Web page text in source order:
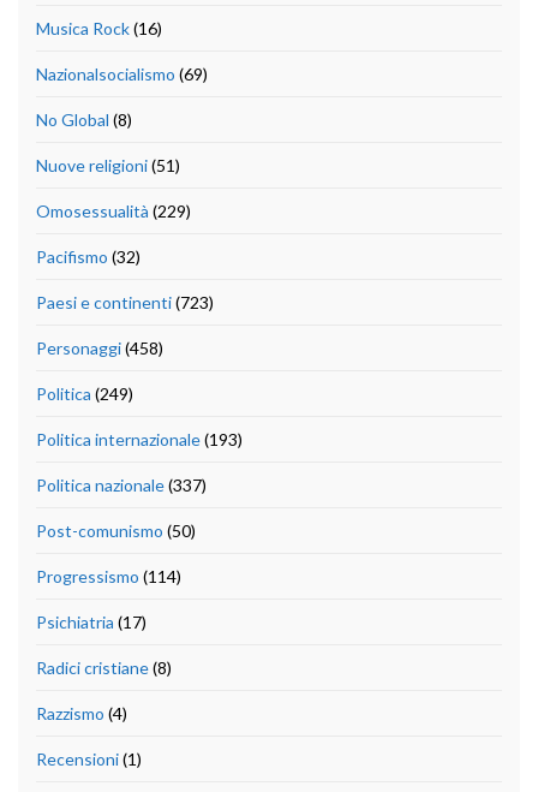
Musica Rock(16)
Nazionalsocialismo (69)
No Global (8)
Nuove religioni(51)
Omosessualità (229)
Pacifismo (32)
Paesi e continenti(723)
Personaggi(458)
Politica (249)
Politica internazionale(193)
Politica nazionale(337)
Post-comunismo (50)
Progressismo (114)
Psichiatria (17)
Radici cristiane(8)
Razzismo (4)
Recensioni(1)